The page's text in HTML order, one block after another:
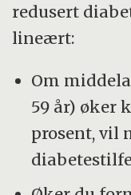
redusert
lineært:
Om
59 år) øker
prosent, vil